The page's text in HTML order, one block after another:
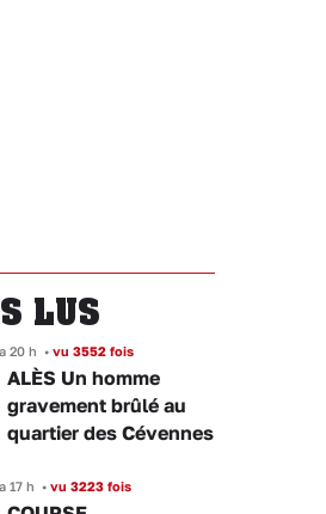
LUS
20 h • vu 3552 fois
ALÈS Un homme
gravement brûlé au
quartier des Cévennes
17 h • vu 3223 fois